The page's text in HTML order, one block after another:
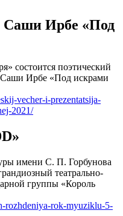
Саши Ирбе «Под
состоится поэтический
Саши Ирбе «Под искрами
vecher-i-prezentatsija-
2021/
имени С. П. Горбунова
театрально-
группы «Король
rozhdeniya-rok-myuziklu-5-